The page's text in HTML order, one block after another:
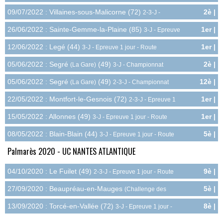
6.0pts
09/07/2022 : Villaines-sous-Malicorne (72) 2-3-J -
Epreuve 1 jour - Route
2è |
10.8pts
26/06/2022 : Sainte-Gemme-la-Plaine (85) 3-J - Epreuve
1 jour - Route
1er |
10.0pts
12/06/2022 : Legé (44) 3-J - Epreuve 1 jour - Route
1er |
10.0pts
05/06/2022 : Segré (La Gare) (49) 3-J - Championnat
Départemental - Route
2è |
13.5pts
05/06/2022 : Segré (La Gare) (49) 2-3-J - Championnat
Départemental - Route
12è |
3.6pts
22/05/2022 : Montfort-le-Gesnois (72) 2-3-J - Epreuve 1
jour - Route
1er |
12.0pts
15/05/2022 : Allonnes (49) 3-J - Epreuve 1 jour - Route
1er |
10.0pts
08/05/2022 : Blain-Blain (44) 3-J - Epreuve 1 jour - Route
5è |
6.0pts
Palmarès 2020 - UC NANTES ATLANTIQUE
04/10/2020 : Le Fuilet (49) 2-3-J - Epreuve 1 jour - Route
9è |
4.2pts
27/09/2020 : Beaupréau-en-Mauges (Challenge des
Mauges)(49)2-3-J - Epreuve 1 jour - Route
5è |
7.2pts
13/09/2020 : Torcé-en-Vallée (72) 3-J - Epreuve 1 jour -
8è |